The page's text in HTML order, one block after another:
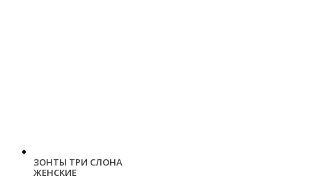
ЗОНТЫ ТРИ СЛОНА
ЖЕНСКИЕ